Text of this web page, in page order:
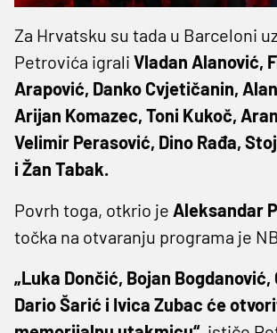
Za Hrvatsku su tada u Barceloni
Petrovića igrali Vladan Alanović,
Arapović, Danko Cvjetičanin,
Arijan Komazec, Toni Kukoč,
Velimir Perasović, Dino Rađa,
i Žan Tabak.
Povrh toga, otkrio je Aleksandar
točka na otvaranju programa je
„Luka Dončić, Bojan Bogdanović,
Dario Šarić i Ivica Zubac će